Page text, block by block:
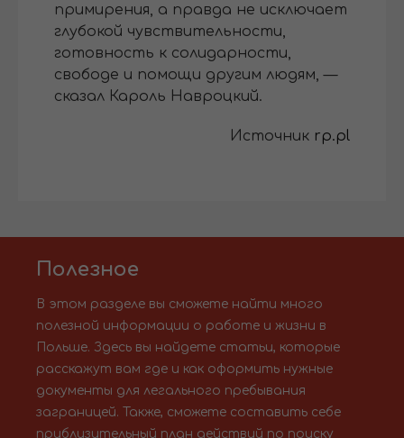
примирения, а правда не исключает
глубокой чувствительности,
готовность к солидарности,
свободе и помощи другим людям, —
сказал Кароль Навроцкий.
Источник rp.pl
Полезное
В этом разделе вы сможете найти много
полезной информации о работе и жизни в
Польше. Здесь вы найдете статьи, которые
расскажут вам где и как оформить нужные
документы для легального пребывания
заграницей. Также, сможете составить себе
приблизительный план действий по поиску